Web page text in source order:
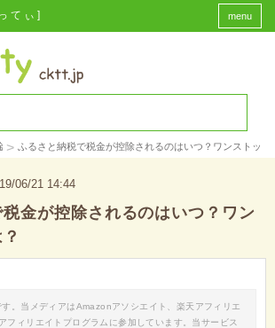
てぃ] menu
> ふるさと納税で税金が控除されるのはいつ？ワンストップ
06/21 14:44
金が控除されるのはいつ？ワン
。当メディアはAmazonアソシエイト、楽天アフィリエ
フィリエイトプログラムに参加しています。当サービス